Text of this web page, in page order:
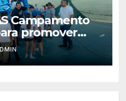
Campamento
promover